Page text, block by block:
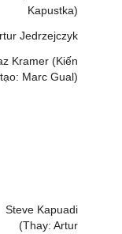
Kapustka)
Jedrzejczyk
Kramer (Kiến
tạo: Marc Gual)
Steve Kapuadi
(Thay: Artur